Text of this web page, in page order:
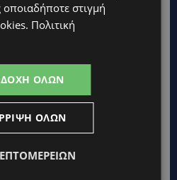
ταχύτητα σε μία νύχτα
στους ελέγχους
μόνο ένας αριθμός – Οι
η πραγματική μας ιστορία
για τη 37χρονη μητέρα
στιγμή
. Πολιτική
ΌΛΩΝ
ΌΛΩΝ